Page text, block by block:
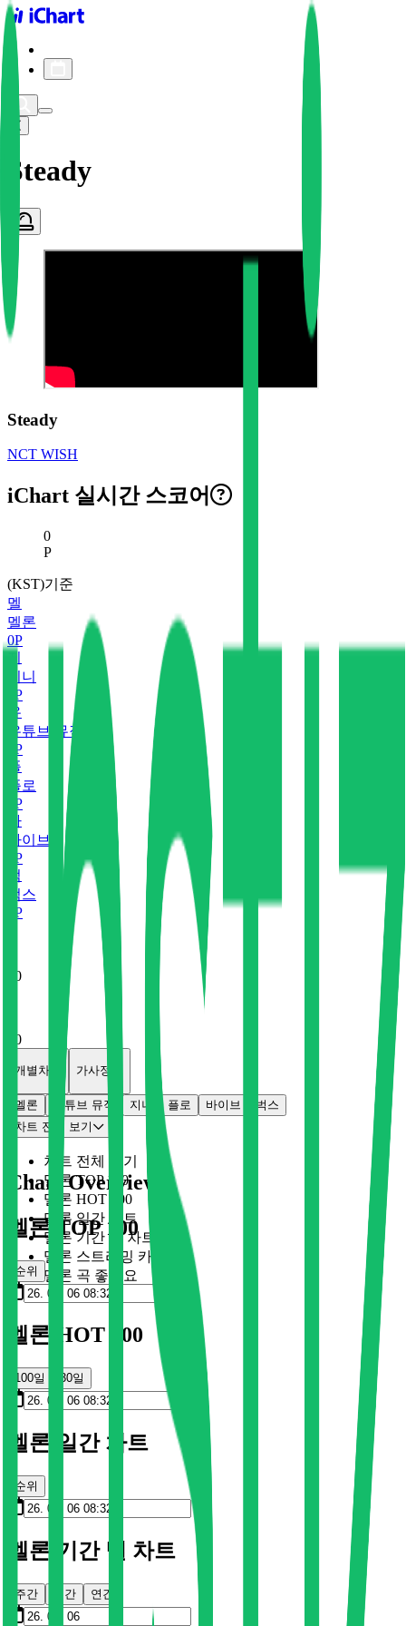
iChart logo
Steady
Steady
NCT WISH
iChart 실시간 스코어
현재 스코어
0
P
(KST)기준
멜
멜론
0P
지니
P
유
유튜브 뮤직
P
플
플로
P
바
바이브
P
벅
벅스
P
0
0
개별차트 가사정보
멜론 유튜브 뮤직 지니 플로 바이브
벅스
차트 전체 보기
차트 전체 보기
멜론 TOP 100
멜론 HOT 100
멜론 일간 차트
멜론 기간 별 차트
멜론 스트리밍 카드
멜론 곡 좋아요
Chart Overview
멜론 TOP 100
순위
멜론 HOT 100
100일 30일
멜론 일간 차트
순위
멜론 기간 별 차트
주간 월간 연간